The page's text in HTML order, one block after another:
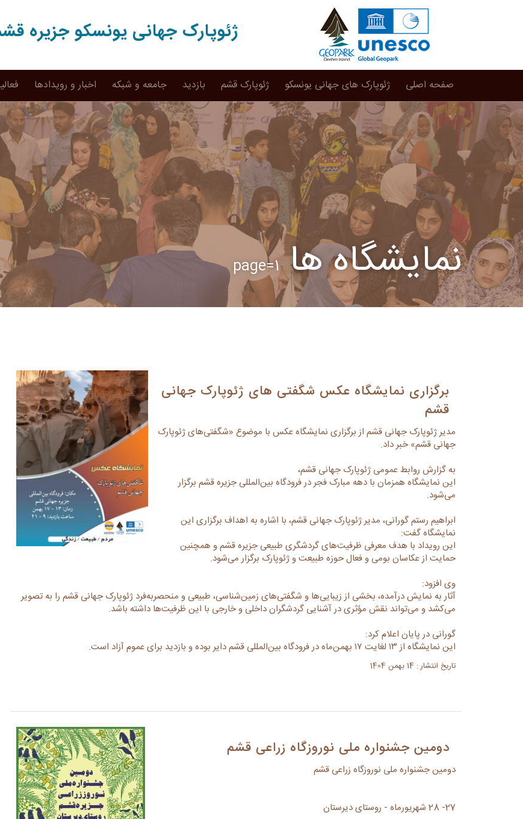
ژئوپارک جهانی یونسکو جزیره
صفحه اصلی ژئوپارک های جهانی یونسکو ژئوپارک قشم بازدید جامعه و شبکه اخبار و رویدادها
نمایشگاه هاpage=1
برگزاری نمایشگاه عکس شگفتی های ژئوپارک جهانی
قشم
مدیر ژئوپارک جهانی قشم از برگزاری نمایشگاه عکس با موضوع «شگفتی‌های ژئوپارک
جهانی قشم» خبر داد.
به گزارش روابط عمومی ژئوپارک جهانی قشم،
این نمایشگاه همزمان با دهه مبارک فجر در فرودگاه بین‌المللی جزیره قشم برگزار
می‌شود.
ابراهیم رستم گورانی، مدیر ژئوپارک جهانی قشم، با اشاره به اهداف برگزاری این
نمایشگاه گفت:
این رویداد با هدف معرفی ظرفیت‌های گردشگری طبیعی جزیره قشم و همچنین
حمایت از عکاسان بومی و فعال حوزه طبیعت و ژئوپارک برگزار می‌شود.
وی افزود:
آثار به نمایش درآمده، بخشی از زیبایی‌ها و شگفتی‌های زمین‌شناسی، طبیعی و منحصربه‌فرد ژئوپارک جهانی قشم را به تصویر
می‌کشد و می‌تواند نقش مؤثری در آشنایی گردشگران داخلی و خارجی با این ظرفیت‌ها داشته باشد.
گورانی در پایان اعلام کرد:
این نمایشگاه از ۱۳ لغایت ۱۷ بهمن‌ماه در فرودگاه بین‌المللی قشم دایر بوده و بازدید برای عموم آزاد است.
تاریخ انتشار : 14 بهمن 1404
دومین جشنواره ملی نوروزگاه زراعی قشم
دومین جشنواره ملی نوروزگاه زراعی قشم
27- 28 شهریورماه - روستای دیرستان